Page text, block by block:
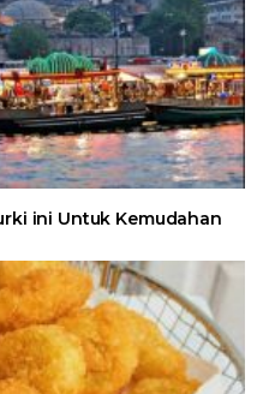
ini Untuk Kemudahan